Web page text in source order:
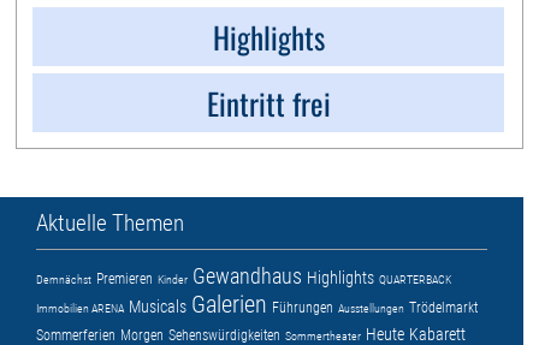
Highlights
Eintritt frei
Aktuelle Themen
Demnächst Premieren Kinder Gewandhaus Highlights QUARTERBACK
Immobilien ARENA Musicals Galerien Führungen Ausstellungen Trödelmarkt
Sommerferien Morgen Sehenswürdigkeiten Sommertheater Heute Kabarett